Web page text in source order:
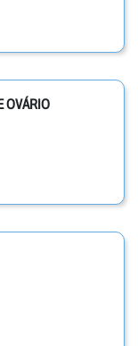
OVÁRIO